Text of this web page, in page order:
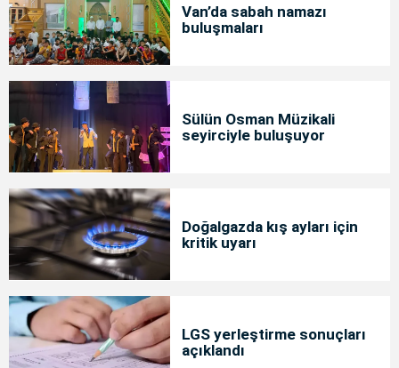
Van’da sabah namazı
buluşmaları
Sülün Osman Müzikali
seyirciyle buluşuyor
Doğalgazda kış ayları için
kritik uyarı
LGS yerleştirme sonuçları
açıklandı